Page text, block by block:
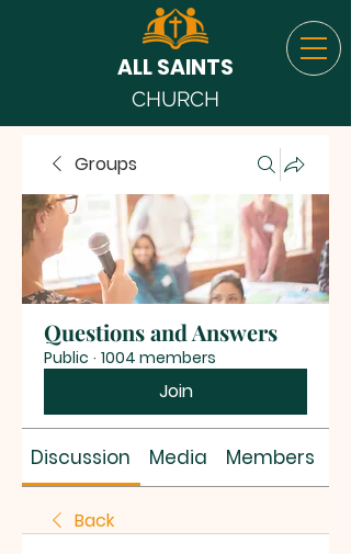
ALL SAINTS
CHURCH
Groups
Questions and Answers
Public · 1004 members
Join
Discussion Media Members
Back